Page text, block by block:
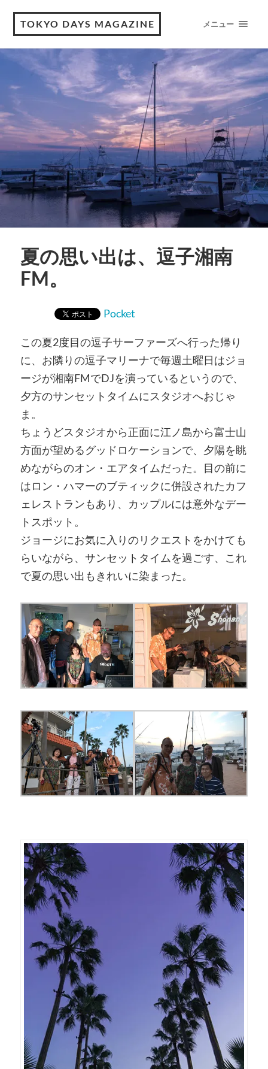
TOKYO DAYS MAGAZINE メニュー
夏の思い出は、逗子湘南
FM。
Pocket
この夏2度目の逗子サーファーズへ行った帰り
に、お隣りの逗子マリーナで毎週土曜日はジョ
ージが湘南FMでDJを演っているというので、
夕方のサンセットタイムにスタジオへおじゃ
ま。
ちょうどスタジオから正面に江ノ島から富士山
方面が望めるグッドロケーションで、夕陽を眺
めながらのオン・エアタイムだった。目の前に
はロン・ハマーのブティックに併設されたカフ
ェレストランもあり、カップルには意外なデー
トスポット。
ジョージにお気に入りのリクエストをかけても
らいながら、サンセットタイムを過ごす、これ
で夏の思い出もきれいに染まった。